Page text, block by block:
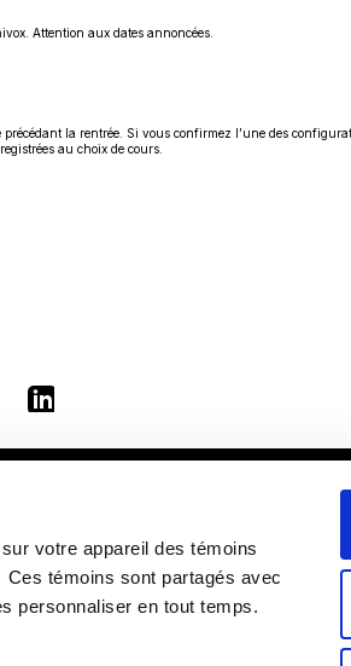
votre appareil des témoins
témoins sont partagés avec
personnaliser en tout temps.
Attention aux dates annoncées.
la rentrée. Si vous confirmez l’une des
au choix de cours.
Ce
s'ouvrira
nouvelle
fenêtre
H2M 1Y8
s'ouvrira
dans
une
et horaires d'accueil